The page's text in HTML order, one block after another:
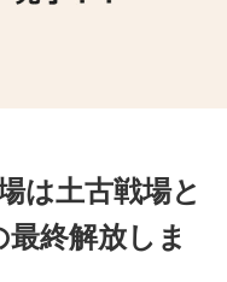
は土古戦場と
終解放しま